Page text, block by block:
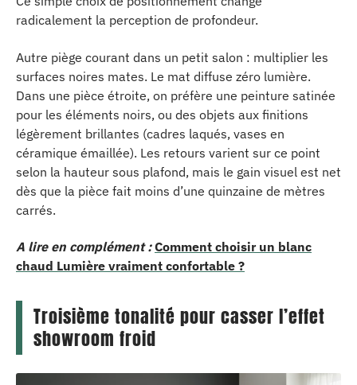
radicalement la perception de profondeur.
Autre piège courant dans un petit salon : multiplier les
surfaces noires mates. Le mat diffuse zéro lumière.
Dans une pièce étroite, on préfère une peinture satinée
pour les éléments noirs, ou des objets aux finitions
légèrement brillantes (cadres laqués, vases en
céramique émaillée). Les retours varient sur ce point
selon la hauteur sous plafond, mais le gain visuel est net
dès que la pièce fait moins d’une quinzaine de mètres
carrés.
A lire en complément : Comment choisir un blanc
chaud Lumière vraiment confortable ?
Troisième tonalité pour casser l’effet
showroom froid